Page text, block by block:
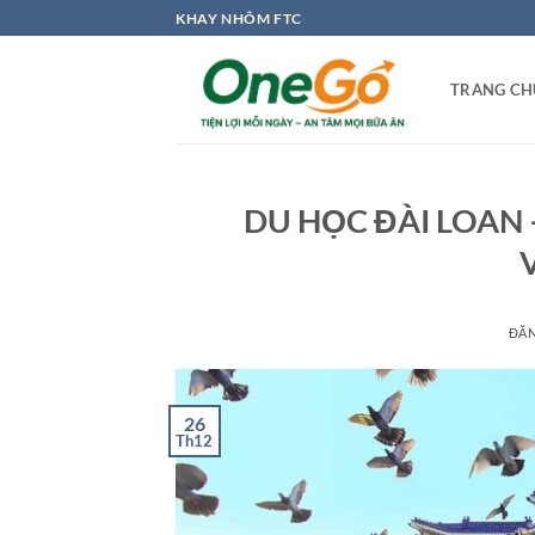
qua
KHAY NHÔM FTC
TRANG
DU HỌC ĐÀI
26
Th12